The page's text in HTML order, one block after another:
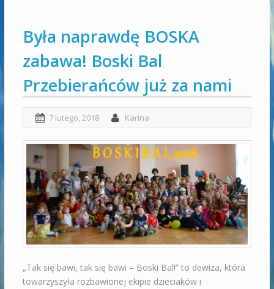
Była naprawdę BOSKA
zabawa! Boski Bal
Przebierańców już za nami
7 lutego, 2018 Karina
„Tak się bawi, tak się bawi – Boski Bal!” to dewiza, która
towarzyszyła rozbawionej ekipie dzieciaków i